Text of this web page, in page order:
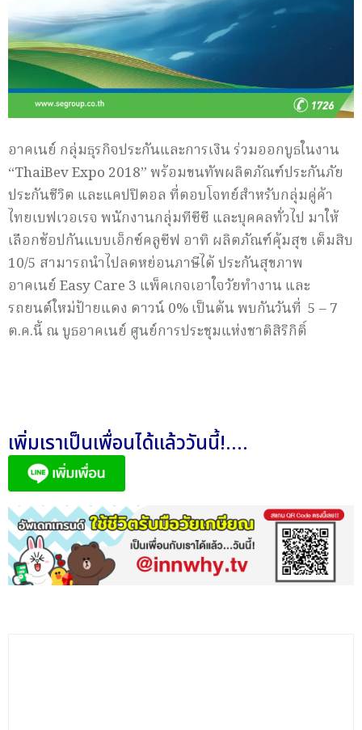
อาคเนย์ กลุ่มธุรกิจประกันและการเงิน ร่วมออกบูธในงาน
“ThaiBev Expo 2018” พร้อมขนทัพผลิตภัณฑ์ประกันภัย
ประกันชีวิต และแคปปิตอล ที่ตอบโจทย์สำหรับกลุ่มคู่ค้า
ไทยเบฟเวอเรจ พนักงานกลุ่มทีซีซี และบุคคลทั่วไป มาให้
เลือกช้อปกันแบบเอ็กซ์คลูซีฟ อาทิ ผลิตภัณฑ์คุ้มสุข เต็มสิบ
10/5 สามารถนำไปลดหย่อนภาษีได้ ประกันสุขภาพ
อาคเนย์ Easy Care 3 แพ็คเกจเอาใจวัยทำงาน และ
รถยนต์ใหม่ป้ายแดง ดาวน์ 0% เป็นต้น พบกันวันที่ 5 – 7
ต.ค.นี้ ณ บูธอาคเนย์ ศูนย์การประชุมแห่งชาติสิริกิติ์
เพิ่มเราเป็นเพื่อนได้แล้ววันนี้!....